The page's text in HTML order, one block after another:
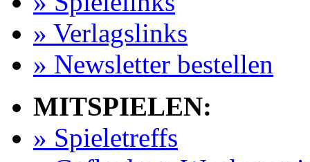
» Verlagslinks
» Newsletter bestellen
MITSPIELEN:
» Spieletreffs